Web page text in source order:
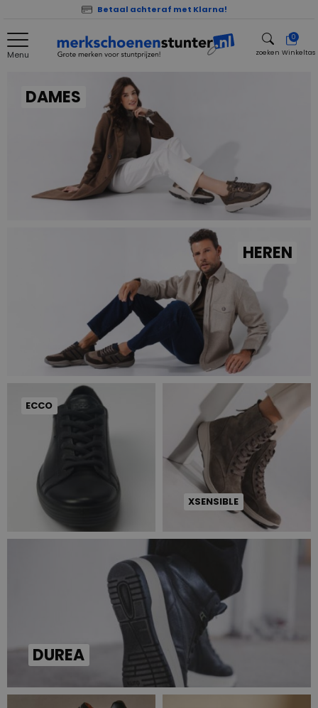
Betaal achteraf met Klarna!
Menu zoeken
0
Winkeltas
DAMES
HEREN
ECCO
XSENSIBLE
DUREA